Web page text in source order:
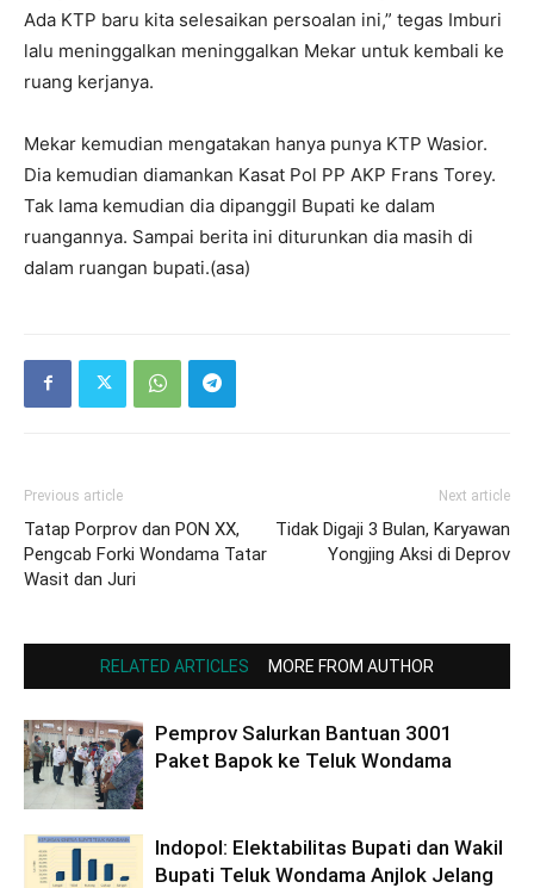
Ada KTP baru kita selesaikan persoalan ini,” tegas Imburi
lalu meninggalkan meninggalkan Mekar untuk kembali ke
ruang kerjanya.
Mekar kemudian mengatakan hanya punya KTP Wasior.
Dia kemudian diamankan Kasat Pol PP AKP Frans Torey.
Tak lama kemudian dia dipanggil Bupati ke dalam
ruangannya. Sampai berita ini diturunkan dia masih di
dalam ruangan bupati.(asa)
Previous article
Tatap Porprov dan PON XX,
Pengcab Forki Wondama Tatar
Wasit dan Juri
Next article
Tidak Digaji 3 Bulan, Karyawan
Yongjing Aksi di Deprov
RELATED ARTICLES MORE FROM AUTHOR
Pemprov Salurkan Bantuan 3001
Paket Bapok ke Teluk Wondama
Indopol: Elektabilitas Bupati dan Wakil
Bupati Teluk Wondama Anjlok Jelang